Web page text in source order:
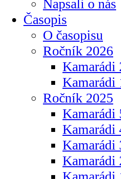
Napsali o nás
Časopis
O časopisu
Ročník 2026
Kamarádi
Kamarádi
Ročník 2025
Kamarádi
Kamarádi
Kamarádi
Kamarádi